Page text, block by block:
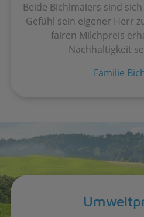
Beide Bichlmaiers sind
Gefühl sein eigener Herr
fairen Milchpreis
Nachhaltigkeit
Familie